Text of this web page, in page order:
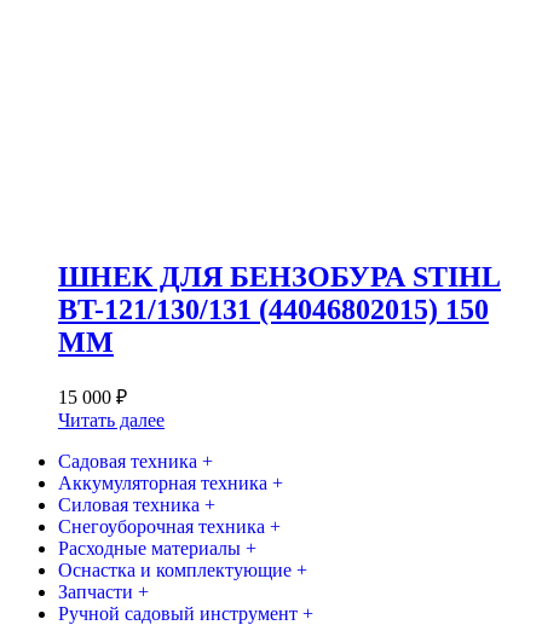
ШНЕК ДЛЯ БЕНЗОБУРА STIHL
BT-121/130/131 (44046802015) 150
ММ
15 000 ₽
Читать далее
Садовая техника +
Аккумуляторная техника +
Силовая техника +
Снегоуборочная техника +
Расходные материалы +
Оснастка и комплектующие +
Запчасти +
Ручной садовый инструмент +